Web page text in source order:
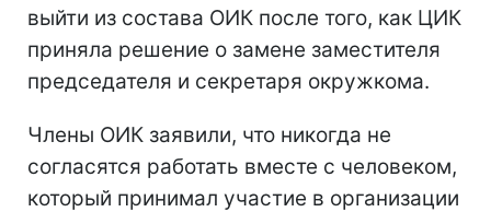
выйти из состава ОИК после того, как ЦИК
приняла решение о замене заместителя
председателя и секретаря окружкома.
Члены ОИК заявили, что никогда не
согласятся работать вместе с человеком,
который принимал участие в организации